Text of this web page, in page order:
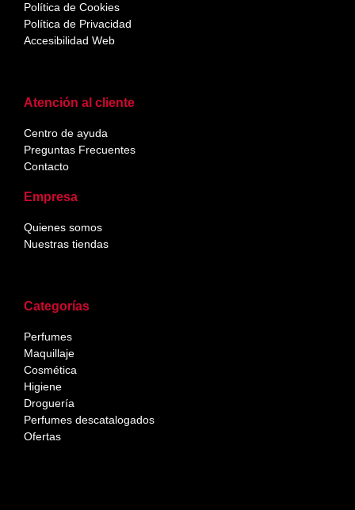
Categorías
Perfumes
Maquillaje
Cosmética
Higiene
Droguería
Perfumes descatalogados
Ofertas
Atención al cliente
Centro de ayuda
Preguntas Frecuentes
Contacto
Empresa
Quienes somos
Nuestras tiendas
Política de Cookies
Política de Privacidad
Accesibilidad Web